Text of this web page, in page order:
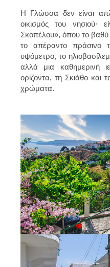
Η Γλώσσα δεν είναι
οικισμός του νησιού·
Σκοπέλου», όπου το
το απέραντο
υψόμετρο, το
αλλά μια καθημερινή
ορίζοντα, τη Σκιάθο και
χρώματα.